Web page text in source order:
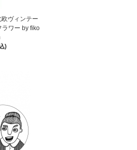
ヴィンテー
ラワー by fiko
)